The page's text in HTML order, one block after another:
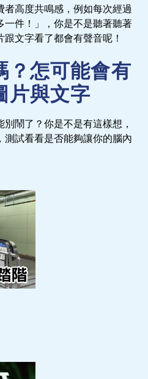
者高度共鳴感，例如每次經過
一件！」，你是不是聽著聽著
文字看了都會有聲音呢！
？怎可能會有
片與文字
鬧了？你是不是有這樣想，
測試看看是否能夠讓你的腦內